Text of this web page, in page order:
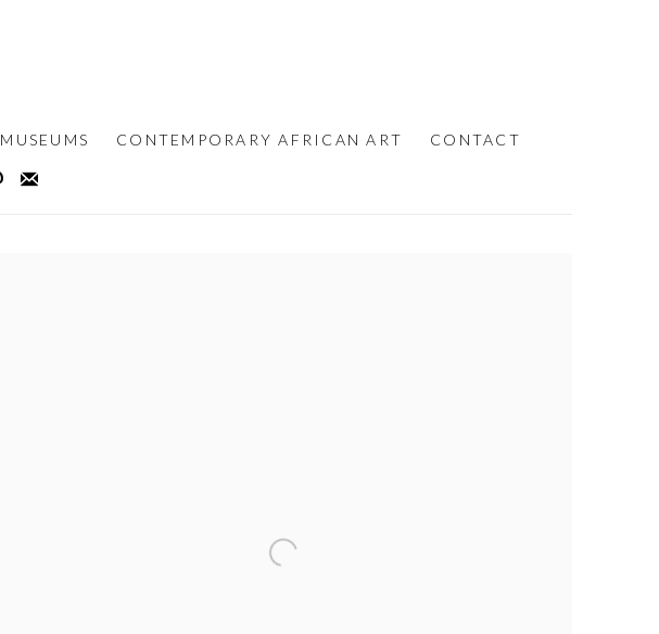
MUSEUMS CONTEMPORARY AFRICAN ART CONTACT